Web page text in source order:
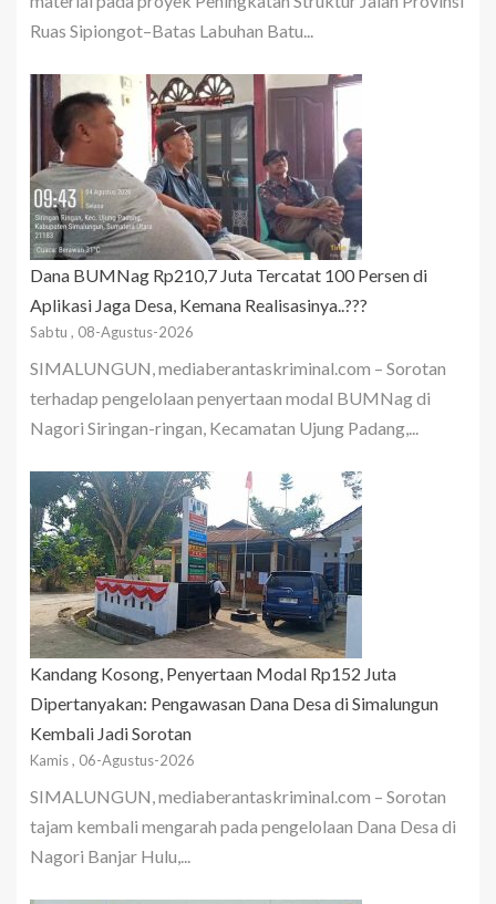
Ruas Sipiongot–Batas Labuhan Batu...
Dana BUMNag Rp210,7 Juta Tercatat 100 Persen di
Aplikasi Jaga Desa, Kemana Realisasinya..???
Sabtu , 08-Agustus-2026
SIMALUNGUN, mediaberantaskriminal.com – Sorotan
terhadap pengelolaan penyertaan modal BUMNag di
Nagori Siringan-ringan, Kecamatan Ujung Padang,...
Kandang Kosong, Penyertaan Modal Rp152 Juta
Dipertanyakan: Pengawasan Dana Desa di Simalungun
Kembali Jadi Sorotan
Kamis , 06-Agustus-2026
SIMALUNGUN, mediaberantaskriminal.com – Sorotan
tajam kembali mengarah pada pengelolaan Dana Desa di
Nagori Banjar Hulu,...